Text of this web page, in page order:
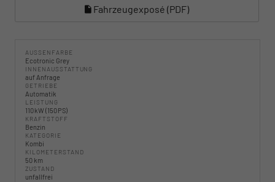
Fahrzeugexposé (PDF)
AUSSENFARBE
Ecotronic Grey
INNENAUSSTATTUNG
auf Anfrage
GETRIEBE
Automatik
LEISTUNG
110 kW (150 PS)
KRAFTSTOFF
Benzin
KATEGORIE
Kombi
KILOMETERSTAND
50 km
ZUSTAND
unfallfrei